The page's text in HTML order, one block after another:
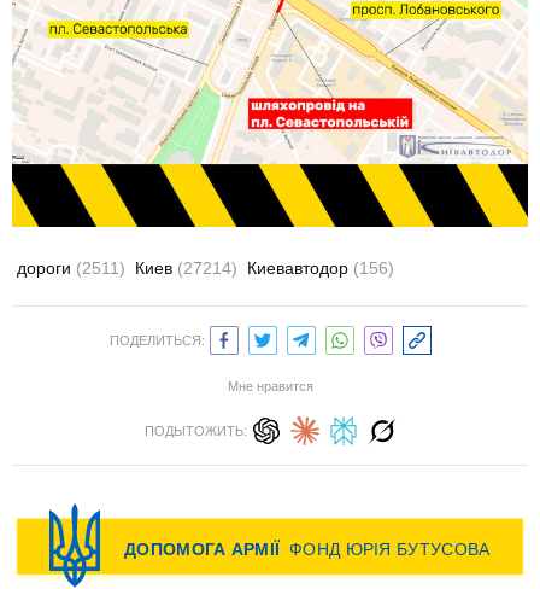
дороги (2511) Киев (27214) Киевавтодор (156)
ПОДЕЛИТЬСЯ:
Мне нравится
ПОДЫТОЖИТЬ: